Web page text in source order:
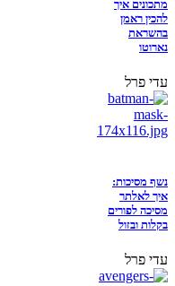
מתכונים איך
להכין ראמן
בהשראת
נארוטו
עדי פרל
נשף מסיכות:
איך לאלתר
מסיכה לפורים
בקלות ובזול
עדי פרל